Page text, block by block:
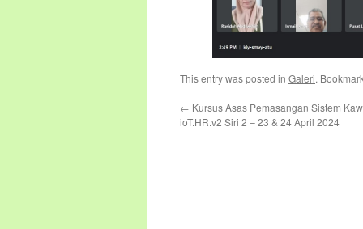
This entry was posted in Galeri.
← Kursus Asas Pemasangan Sistem
ioT.HR.v2 Siri 2 – 23 & 24 April 2024